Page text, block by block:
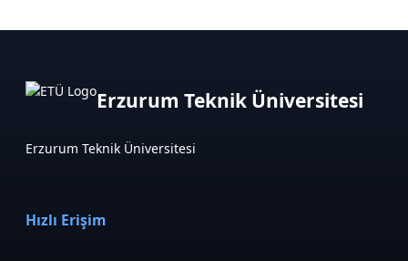
Erzurum Teknik Üniversitesi
Erzurum Teknik Üniversitesi
Hızlı Erişim